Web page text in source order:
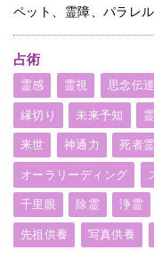
ペット、霊障、パラレ
占術
霊感 霊視 思念伝達
縁切り 未来予知
来世 神通力 死者
オーラリーディング
千里眼 除霊 浄霊
先祖供養 写真供養